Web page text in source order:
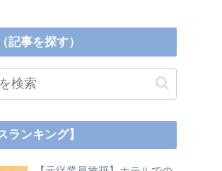
記事を探す）
ランキング】